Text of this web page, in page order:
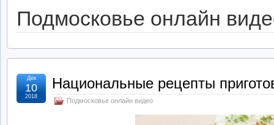
Подмосковье онлайн
Национальные рецепты
Подмосковье онлайн видео
Дек
10
2018